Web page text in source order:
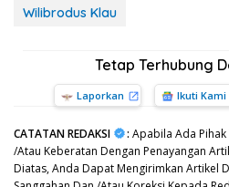
Wilibrodus Klau
Tetap Terhubung
Laporkan Ikuti Kami
CATATAN REDAKSI : Apabila Ada
/Atau Keberatan Dengan Penayangan
Diatas, Anda Dapat Mengirimkan Artikel